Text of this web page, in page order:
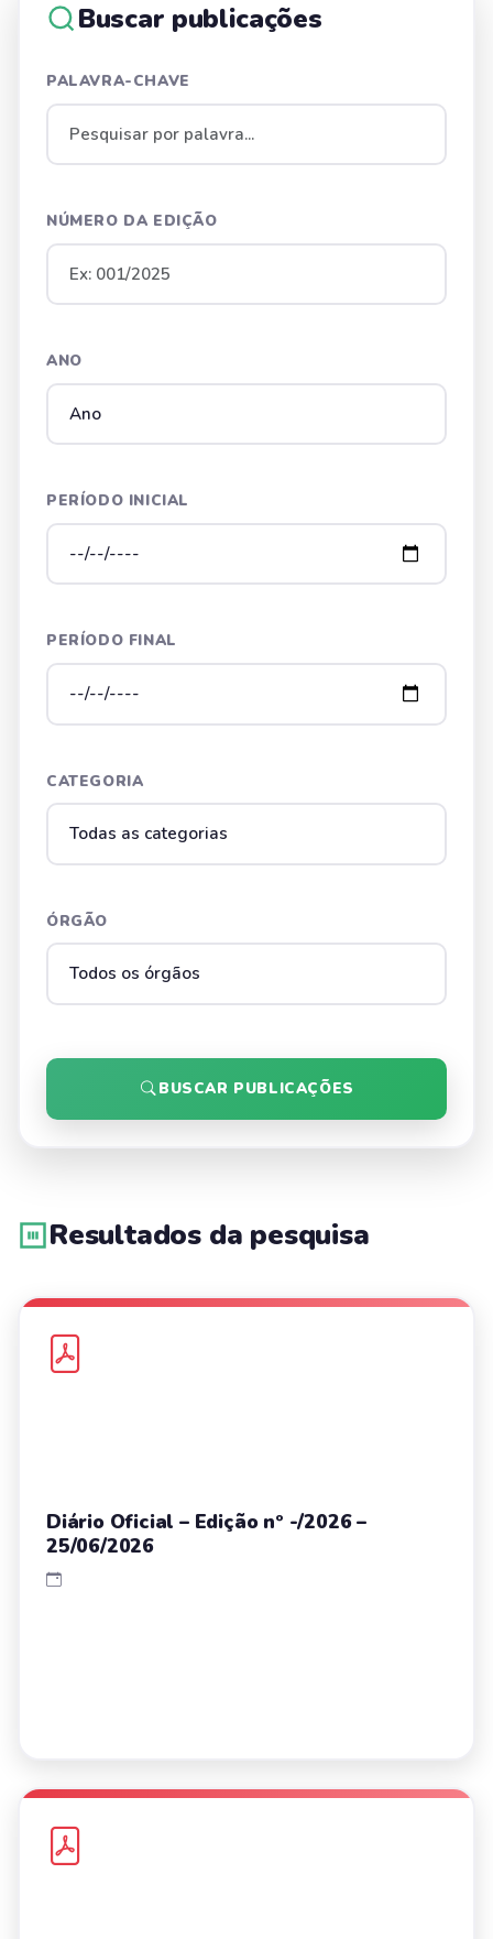
Buscar publicações
PALAVRA-CHAVE
NÚMERO DA EDIÇÃO
ANO
PERÍODO INICIAL
PERÍODO FINAL
CATEGORIA
ÓRGÃO
BUSCAR PUBLICAÇÕES
Resultados da pesquisa
Diário Oficial – Edição nº -/2026 –
25/06/2026